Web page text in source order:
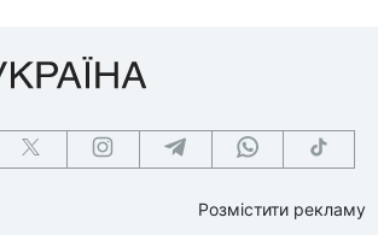
Розмістити рекламу